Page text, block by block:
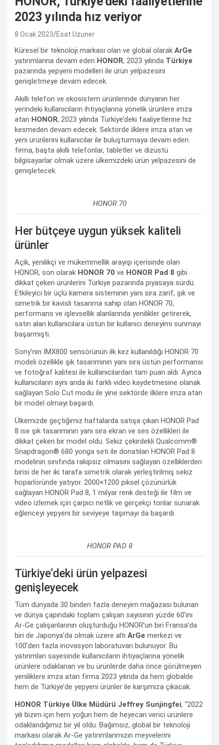
2023 yılında hız veriyor
8 Ocak 2023 Esat Uzuner
Küresel bir teknoloji markası olan ve global olarak ArGe
yatırımlarına devam eden HONOR, 2023 yılında Türkiye
pazarında yepyeni modelleri ile ürün yelpazesini
genişletmeye devam edecek.
Akıllı telefon ve ekosistem ürünlerinde dünyanın her
yerindeki kullanıcıların ihtiyaçlarına yönelik ürünlere imza
atan HONOR, 2023 yılında Türkiye’deki faaliyetlerine hız
kesmeden devam edecek. Sektörde ilklere imza atan ve
yeni ürünlerini kullanıcılar ile buluşturmaya devam eden
firma, başta akıllı telefonlar, tabletler ve dizüstü
bilgisayarlar olmak üzere ülkemizdeki ürün yelpazesini de
genişletecek.
HONOR 70
Her bütçeye uygun yüksek kaliteli
ürünler
Açık, yenilikçi ve mükemmellik arayışı içerisinde olan
HONOR, son olarak HONOR 70 ve HONOR Pad 8 gibi
dikkat çeken ürünlerini Türkiye pazarında piyasaya sürdü.
Etkileyici bir üçlü kamera sisteminin yanı sıra zarif, şık ve
simetrik bir kavisli tasarıma sahip olan HONOR 70,
performans ve işlevsellik alanlarında yenilikler getirerek,
satın alan kullanıcılara üstün bir kullanıcı deneyimi sunmayı
başarmıştı.
Sony’nin IMX800 sensörünün ilk kez kullanıldığı HONOR 70
modeli özellikle şık tasarımının yanı sıra üstün performansı
ve fotoğraf kalitesi ile kullanıcılardan tam puan aldı. Ayrıca
kullanıcıların aynı anda iki farklı video kaydetmesine olanak
sağlayan Solo Cut modu ile yine sektörde ilklere imza atan
bir model olmayı başardı.
Ülkemizde geçtiğimiz haftalarda satışa çıkan HONOR Pad
8 ise şık tasarımının yanı sıra ekran ve ses özellikleri ile
dikkat çeken bir model oldu. Sekiz çekirdekli Qualcomm®
Snapdragon® 680 yonga seti ile donatılan HONOR Pad 8
modelinin sınıfında rakipsiz olmasını sağlayan özelliklerden
birisi de her iki tarafa simetrik olarak yerleştirilmiş sekiz
hoparlöründe yatıyor. 2000×1200 piksel çözünürlük
sağlayan HONOR Pad 8, 1 milyar renk desteği ile film ve
video izlemek için çarpıcı netlik ve gerçekçi tonlar sunarak
eğlenceyi yepyeni bir seviyeye taşımayı da başardı.
HONOR PAD 8
Türkiye’deki ürün yelpazesi
genişleyecek
Tüm dünyada 30 binden fazla deneyim mağazası bulunan
ve dünya çapındaki toplam çalışan sayısının yüzde 60’ını
Ar-Ge çalışanlarının oluşturduğu HONOR’un biri Fransa’da
biri de Japonya’da olmak üzere altı ArGe merkezi ve
100’den fazla inovasyon laboratuvarı bulunuyor. Bu
yatırımları sayesinde kullanıcıların ihtiyaçlarına yönelik
ürünlere odaklanan ve bu ürünlerde daha önce görülmeyen
yeniliklere imza atan firma 2023 yılında da hem globalde
hem de Türkiye’de yepyeni ürünler ile karşımıza çıkacak.
HONOR Türkiye Ülke Müdürü Jeffrey Sunjingfei, “2022
yılı bizim için hem yoğun hem de heyecan verici ürünlere
odaklandığımız bir yıl oldu. Bağımsız, global bir teknoloji
markası olarak Ar-Ge yatırımlarımızın meyvelerini